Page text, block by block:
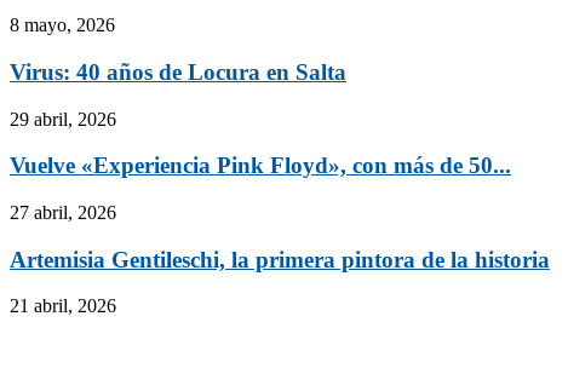
8 mayo, 2026
Virus: 40 años de Locura en Salta
29 abril, 2026
Vuelve «Experiencia Pink Floyd», con más de 50...
27 abril, 2026
Artemisia Gentileschi, la primera pintora de la historia
21 abril, 2026